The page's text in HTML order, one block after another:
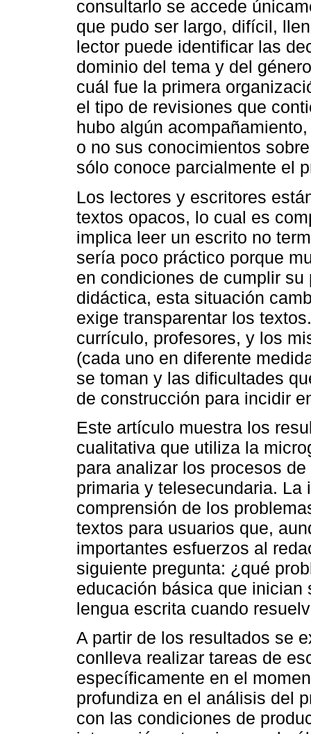
consultarlo se accede
que pudo ser largo, difícil,
lector puede identificar las
dominio del tema y del
cuál fue la primera
el tipo de revisiones que
hubo algún
o no sus conocimientos
sólo conoce parcialmente el
Los lectores y escritores
textos opacos, lo cual es
implica leer un escrito no
sería poco práctico porque
en condiciones de cumplir
didáctica, esta situación
exige transparentar los
currículo, profesores, y los
(cada uno en diferente
se toman y las dificultades
de construcción para incidir
Este artículo muestra los
cualitativa que utiliza la
para analizar los procesos
primaria y telesecundaria.
comprensión de los
textos para usuarios que,
importantes esfuerzos al
siguiente pregunta: ¿qué
educación básica que
lengua escrita cuando
A partir de los resultados se
conlleva realizar tareas de
específicamente en el
profundiza en el análisis del
con las condiciones de